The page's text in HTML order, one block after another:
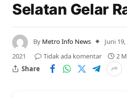
Selatan Gelar
By Metro Info News Juni 19,
2021
Tidak ada komentar
2
Share